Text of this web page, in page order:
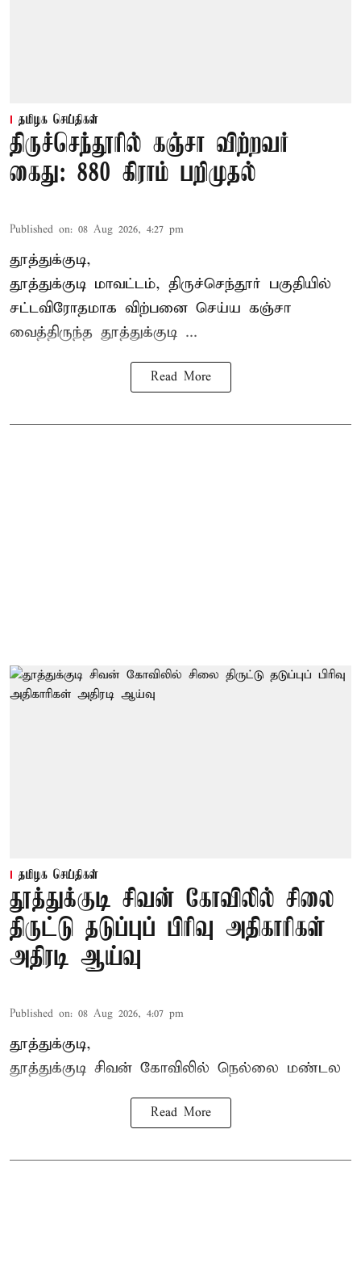
தமிழக செய்திகள்
திருச்செந்தூரில் கஞ்சா விற்றவர்
கைது: 880 கிராம் பறிமுதல்
Published on: 08 Aug 2026, 4:27 pm
தூத்துக்குடி,
தூத்துக்குடி மாவட்டம், திருச்செந்தூர் பகுதியில்
சட்டவிரோதமாக விற்பனை செய்ய கஞ்சா
வைத்திருந்த தூத்துக்குடி ...
Read More
தமிழக செய்திகள்
தூத்துக்குடி சிவன் கோவிலில் சிலை
திருட்டு தடுப்புப் பிரிவு அதிகாரிகள்
அதிரடி ஆய்வு
Published on: 08 Aug 2026, 4:07 pm
தூத்துக்குடி,
தூத்துக்குடி சிவன் கோவிலில் நெல்லை மண்டல
Read More